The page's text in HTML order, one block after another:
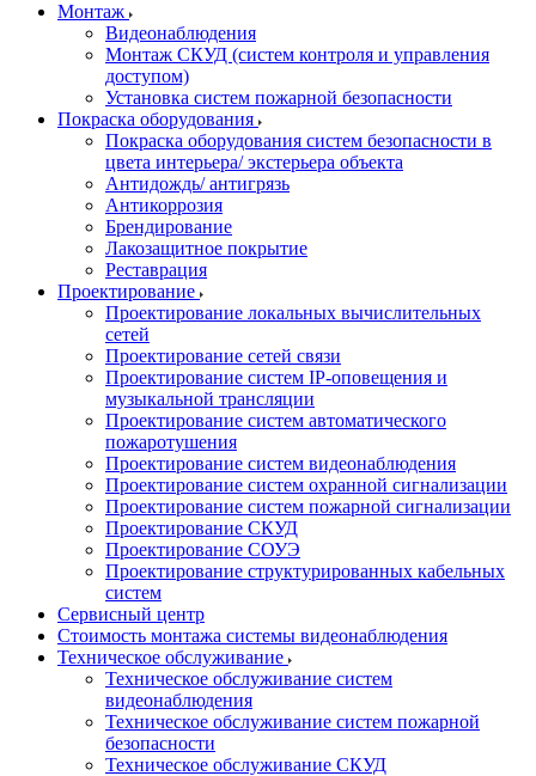
Монтаж
Видеонаблюдения
Монтаж СКУД (систем контроля и управления
доступом)
Установка систем пожарной безопасности
Покраска оборудования
Покраска оборудования систем безопасности в
цвета интерьера/ экстерьера объекта
Антидождь/ антигрязь
Антикоррозия
Брендирование
Лакозащитное покрытие
Реставрация
Проектирование
Проектирование локальных вычислительных
сетей
Проектирование сетей связи
Проектирование систем IP-оповещения и
музыкальной трансляции
Проектирование систем автоматического
пожаротушения
Проектирование систем видеонаблюдения
Проектирование систем охранной сигнализации
Проектирование систем пожарной сигнализации
Проектирование СКУД
Проектирование СОУЭ
Проектирование структурированных кабельных
систем
Сервисный центр
Стоимость монтажа системы видеонаблюдения
Техническое обслуживание
Техническое обслуживание систем
видеонаблюдения
Техническое обслуживание систем пожарной
безопасности
Техническое обслуживание СКУД